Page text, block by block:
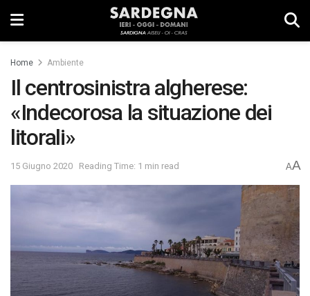
Home Ambiente
Il centrosinistra algherese:
«Indecorosa la situazione dei
litorali»
15 Giugno 2020 Reading Time: 1 min read AA